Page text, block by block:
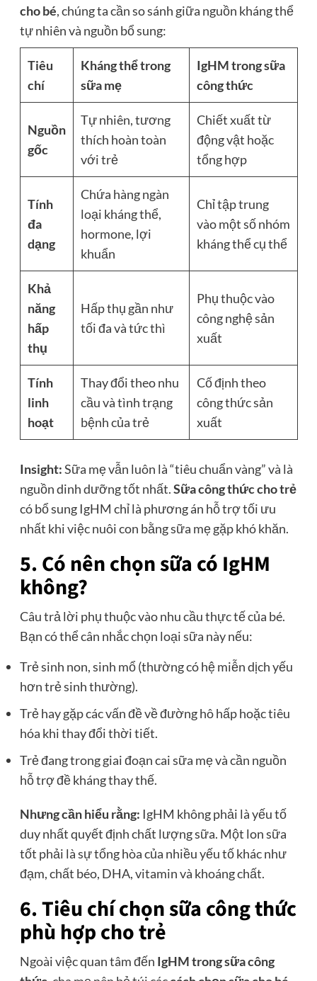
cho bé, chúng ta cần so sánh giữa nguồn kháng thể
tự nhiên và nguồn bổ sung:
Tiêu
chí
Kháng thể trong
sữa mẹ
IgHM trong sữa
công thức
Nguồn
gốc
Tự nhiên, tương
thích hoàn toàn
với trẻ
Chiết xuất từ
động vật hoặc
tổng hợp
Tính
đa
dạng
Chứa hàng ngàn
loại kháng thể,
hormone, lợi
khuẩn
Chỉ tập trung
vào một số nhóm
kháng thể cụ thể
Khả
năng
hấp
thụ
Hấp thụ gần như
tối đa và tức thì
Phụ thuộc vào
công nghệ sản
xuất
Tính
linh
hoạt
Thay đổi theo nhu
cầu và tình trạng
bệnh của trẻ
Cố định theo
công thức sản
xuất
Insight:Sữa mẹ vẫn luôn là “tiêu chuẩn vàng” và là
nguồn dinh dưỡng tốt nhất.Sữa công thức cho trẻ
có bổ sung IgHM chỉ là phương án hỗ trợ tối ưu
nhất khi việc nuôi con bằng sữa mẹ gặp khó khăn.
5. Có nên chọn sữa có IgHM
không?
Câu trả lời phụ thuộc vào nhu cầu thực tế của bé.
Bạn có thể cân nhắc chọn loại sữa này nếu:
Trẻ sinh non, sinh mổ (thường có hệ miễn dịch yếu
hơn trẻ sinh thường).
Trẻ hay gặp các vấn đề về đường hô hấp hoặc tiêu
hóa khi thay đổi thời tiết.
Trẻ đang trong giai đoạn cai sữa mẹ và cần nguồn
hỗ trợ đề kháng thay thế.
Nhưng cần hiểu rằng: IgHM không phải là yếu tố
duy nhất quyết định chất lượng sữa. Một lon sữa
tốt phải là sự tổng hòa của nhiều yếu tố khác như
đạm, chất béo, DHA, vitamin và khoáng chất.
6. Tiêu chí chọn sữa công thức
phù hợp cho trẻ
Ngoài việc quan tâm đến IgHM trong sữa công